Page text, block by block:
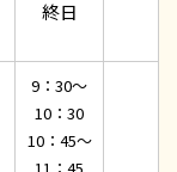
終日
9：30～
10：30
10：45～